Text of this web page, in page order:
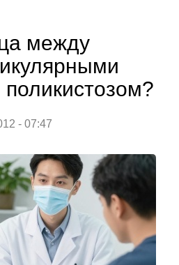
между
- 07:47